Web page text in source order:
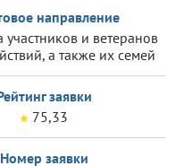
направление
и ветеранов
а также их семей
заявки
75,33
Номер заявки